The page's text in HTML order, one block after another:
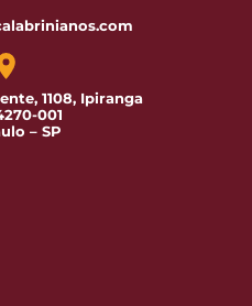
1108, Ipiranga
001
– SP